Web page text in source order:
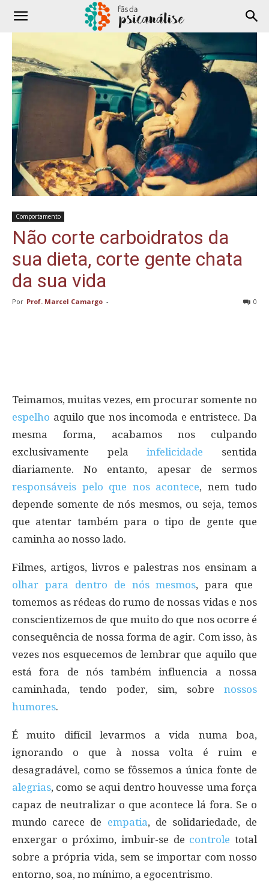
Comportamento
Não corte carboidratos da
sua dieta, corte gente chata
da sua vida
Por Prof. Marcel Camargo - 0
Teimamos, muitas vezes, em procurar somente no
espelho aquilo que nos incomoda e entristece. Da
mesma forma, acabamos nos culpando
exclusivamente pelainfelicidade sentida
diariamente. No entanto, apesar de sermos
responsáveis pelo que nos acontece, nem tudo
depende somente de nós mesmos, ou seja, temos
que atentar também para o tipo de gente que
caminha ao nosso lado.
Filmes, artigos, livros e palestras nos ensinam a
olhar para dentro de nós mesmos, para que
tomemos as rédeas do rumo de nossas vidas e nos
conscientizemos de que muito do que nos ocorre é
consequência de nossa forma de agir. Com isso, às
vezes nos esquecemos de lembrar que aquilo que
está fora de nós também influencia a nossa
caminhada, tendo poder, sim, sobre nossos
humores.
É muito difícil levarmos a vida numa boa,
ignorando o que à nossa volta é ruim e
desagradável, como se fôssemos a única fonte de
alegrias, como se aqui dentro houvesse uma força
capaz de neutralizar o que acontece lá fora. Se o
mundo carece de empatia, de solidariedade, de
enxergar o próximo, imbuir-se de controle total
sobre a própria vida, sem se importar com nosso
entorno, soa, no mínimo, a egocentrismo.